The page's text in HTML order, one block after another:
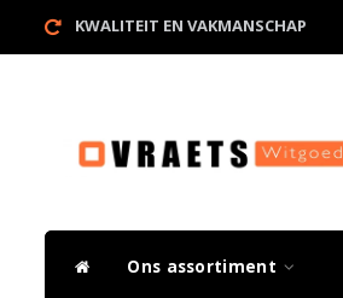
KWALITEIT EN VAKMANSCHAP
Ons assortiment